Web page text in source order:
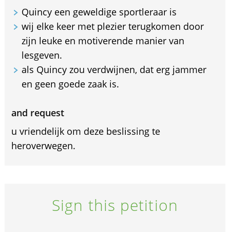
Quincy een geweldige sportleraar is
wij elke keer met plezier terugkomen door
zijn leuke en motiverende manier van
lesgeven.
als Quincy zou verdwijnen, dat erg jammer
en geen goede zaak is.
and request
u vriendelijk om deze beslissing te
heroverwegen.
Sign this petition